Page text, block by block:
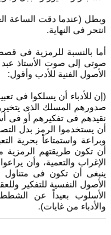
وبطل (عندما دقت الساعة
انتحر فى النهاية.
أما بالنسبة للرمزية فى
صوتى إلى صوت الأستاذ
الأصول الفنية للأدب وأقول:
(إن للأدباء أن يسلكوا فى
صدورهم المسلك الذى
نقيدهم فى تفكيرهم أو فى
أن يستخدموا الرمز بدل
وبراعة واستمتاعاً بحرية
أن تكون طريقتهم
الإغراب والتعمية، وأن
ينبغى أن تكون فى متناول
الأصول النفسية للتفكير
الأسلوب بعيداً عن
والأدباء من غايات).